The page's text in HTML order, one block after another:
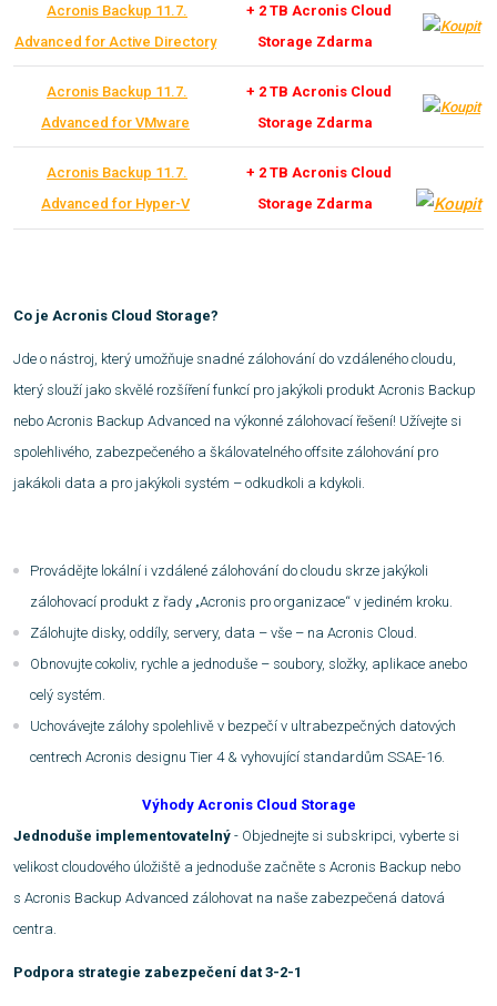
Acronis Backup 11.7.
Advanced for Active Directory
+ 2 TB Acronis Cloud
Storage Zdarma
Acronis Backup 11.7.
Advanced for VMware
+ 2 TB Acronis Cloud
Storage Zdarma
Acronis Backup 11.7.
Advanced for Hyper-V
+ 2 TB Acronis Cloud
Storage Zdarma
Co je Acronis Cloud Storage?
Jde o nástroj, který umožňuje snadné zálohování do vzdáleného cloudu,
který slouží jako skvělé rozšíření funkcí pro jakýkoli produkt Acronis Backup
nebo Acronis Backup Advanced na výkonné zálohovací řešení! Užívejte si
spolehlivého, zabezpečeného a škálovatelného offsite zálohování pro
jakákoli data a pro jakýkoli systém – odkudkoli a kdykoli.
Provádějte lokální i vzdálené zálohování do cloudu skrze jakýkoli
zálohovací produkt z řady „Acronis pro organizace“ v jediném kroku.
Zálohujte disky, oddíly, servery, data – vše – na Acronis Cloud.
Obnovujte cokoliv, rychle a jednoduše – soubory, složky, aplikace anebo
celý systém.
Uchovávejte zálohy spolehlivě v bezpečí v ultrabezpečných datových
centrech Acronis designu Tier 4 & vyhovující standardům SSAE-16.
Výhody Acronis Cloud Storage
Jednoduše implementovatelný - Objednejte si subskripci, vyberte si
velikost cloudového úložiště a jednoduše začněte s Acronis Backup nebo
s Acronis Backup Advanced zálohovat na naše zabezpečená datová
centra.
Podpora strategie zabezpečení dat 3-2-1